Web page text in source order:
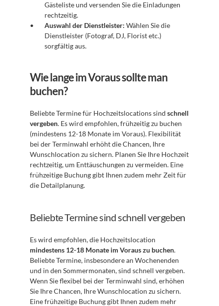
Gästeliste und versenden Sie die Einladungen
rechtzeitig.
Auswahl der Dienstleister: Wählen Sie die
Dienstleister (Fotograf, DJ, Florist etc.)
sorgfältig aus.
Wie lange im Voraus sollte man
buchen?
Beliebte Termine für Hochzeitslocations sind schnell
vergeben. Es wird empfohlen, frühzeitig zu buchen
(mindestens 12-18 Monate im Voraus). Flexibilität
bei der Terminwahl erhöht die Chancen, Ihre
Wunschlocation zu sichern. Planen Sie Ihre Hochzeit
rechtzeitig, um Enttäuschungen zu vermeiden. Eine
frühzeitige Buchung gibt Ihnen zudem mehr Zeit für
die Detailplanung.
Beliebte Termine sind schnell vergeben
mindestens 12-18 Monate im Voraus zu buchen.
Beliebte Termine, insbesondere an Wochenenden
und in den Sommermonaten, sind schnell vergeben.
Wenn Sie flexibel bei der Terminwahl sind, erhöhen
Sie Ihre Chancen, Ihre Wunschlocation zu sichern.
Eine frühzeitige Buchung gibt Ihnen zudem mehr